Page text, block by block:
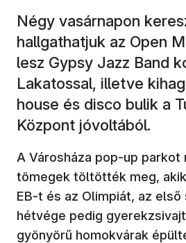
Négy vasárnapon
hallgathatjuk az Open
lesz Gypsy Jazz Band
Lakatossal, illetve
house és disco bulik a
Központ jóvoltából.
A Városháza pop-up parkot
tömegek töltötték meg,
EB-t és az Olimpiát, az
hétvége pedig
gyönyörű homokvárak